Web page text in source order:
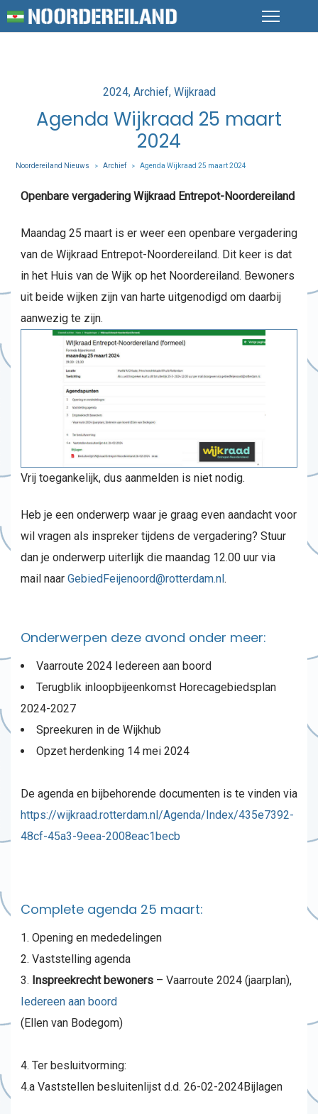
Posted
2024 Archief Wijkraad
Agenda Wijkraad 25 maart
2024
Noordereiland Nieuws > Archief > Agenda Wijkraad 25 maart 2024
Openbare vergadering Wijkraad Entrepot-Noordereiland
Maandag 25 maart is er weer een openbare vergadering
van de Wijkraad Entrepot-Noordereiland. Dit keer is dat
in het Huis van de Wijk op het Noordereiland. Bewoners
uit beide wijken zijn van harte uitgenodigd om daarbij
aanwezig te zijn.
Vrij toegankelijk, dus aanmelden is niet nodig.
Heb je een onderwerp waar je graag even aandacht voor
wil vragen als inspreker tijdens de vergadering? Stuur
dan je onderwerp uiterlijk die maandag 12.00 uur via
mail naar GebiedFeijenoord@rotterdam.nl.
Onderwerpen deze avond onder meer:
Vaarroute 2024 Iedereen aan boord
Terugblik inloopbijeenkomst Horecagebiedsplan
2024-2027
Spreekuren in de Wijkhub
Opzet herdenking 14 mei 2024
De agenda en bijbehorende documenten is te vinden via
https://wijkraad.rotterdam.nl/Agenda/Index/435e7392-
48cf-45a3-9eea-2008eac1becb
Complete agenda 25 maart:
Opening en mededelingen
Vaststelling agenda
Inspreekrecht bewoners – Vaarroute 2024 (jaarplan),
Iedereen aan boord
(Ellen van Bodegom)
Ter besluitvorming:
4.a Vaststellen besluitenlijst d.d. 26-02-2024Bijlagen